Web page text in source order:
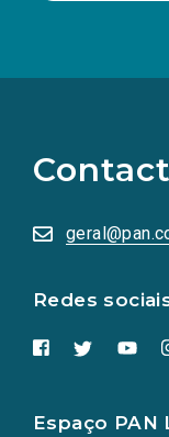
Redes
redes
sociais
numa
nova
Espaço PAN